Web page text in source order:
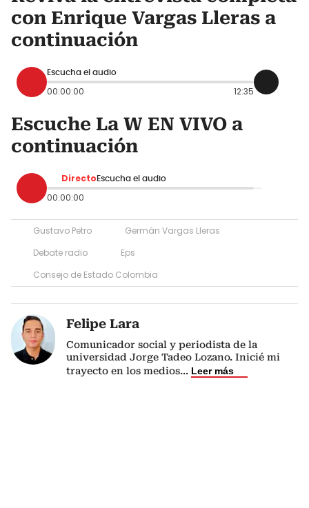
con Enrique Vargas Lleras a
continuación
Escucha el audio
00:00:00 12:35
Escuche La W EN VIVO a
continuación
Directo Escucha el audio
00:00:00
Gustavo Petro
Germán Vargas Lleras
Debate radio
Eps
Consejo de Estado Colombia
Felipe Lara
Comunicador social y periodista de la
universidad Jorge Tadeo Lozano. Inicié mi
trayecto en los medios... Leer más